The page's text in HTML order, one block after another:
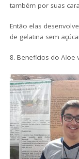
também por suas
Então elas
de gelatina sem
8. Benefícios do Aloe